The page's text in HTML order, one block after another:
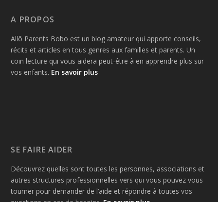
A PROPOS
Allô Parents Bobo est un blog amateur qui apporte conseils,
récits et articles en tous genres aux familles et parents. Un
coin lecture qui vous aidera peut-être à en apprendre plus sur
vos enfants. En savoir plus
SE FAIRE AIDER
Découvrez quelles sont toutes les personnes, associations et
autres structures professionnelles vers qui vous pouvez vous
tourner pour demander de l’aide et répondre à toutes vos